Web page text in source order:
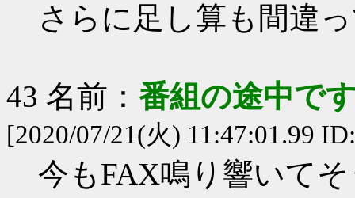
さらに足し算も間違
43 名前： 番組の途中で
[2020/07/21(火) 11:47:01.99
今もFAX鳴り響いて